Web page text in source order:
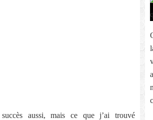
aussi, mais ce que j’ai trouvé